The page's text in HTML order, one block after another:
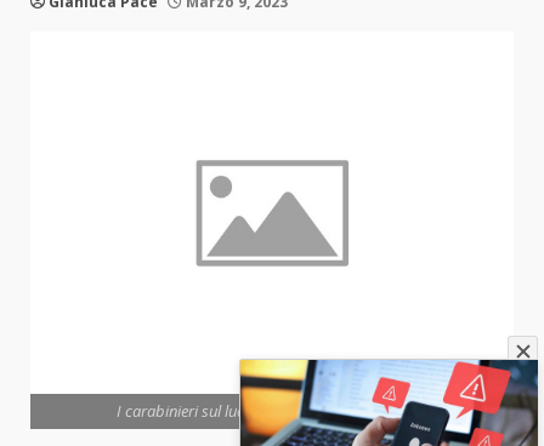
I carabinieri sul luogo dell'omicidio (foto Ansa)